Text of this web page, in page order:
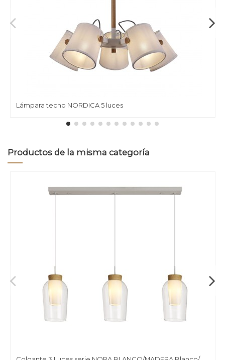
Lámpara techo NORDICA 5 luces
Productos de la misma categoría